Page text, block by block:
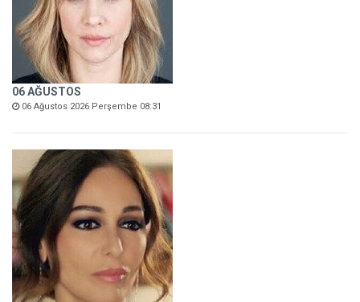
06 AĞUSTOS
06 Ağustos 2026 Perşembe 08:31